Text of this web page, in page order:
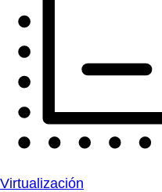
Virtualización